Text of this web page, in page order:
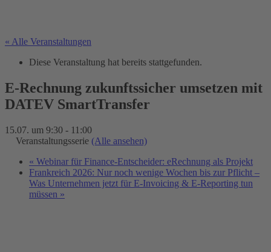
« Alle Veranstaltungen
Diese Veranstaltung hat bereits stattgefunden.
E-Rechnung zukunftssicher umsetzen mit
DATEV SmartTransfer
15.07. um 9:30 - 11:00
Veranstaltungsserie (Alle ansehen)
« Webinar für Finance-Entscheider: eRechnung als Projekt
Frankreich 2026: Nur noch wenige Wochen bis zur Pflicht –
Was Unternehmen jetzt für E-Invoicing & E-Reporting tun
müssen »